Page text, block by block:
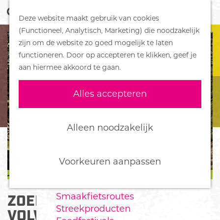
Deze website maakt gebruik van cookies
(Functioneel, Analytisch, Marketing) die noodzakelijk
zijn om de website zo goed mogelijk te laten
functioneren. Door op accepteren te klikken, geef je
aan hiermee akkoord te gaan.
Alles accepteren
Alleen noodzakelijk
Voorkeuren aanpassen
G
a
n
a
a
r
d
e
h
o
m
e
p
a
g
e
o
e
k
e
n
M
e
n
u
DORPEN
Bennekom
De Klomp
Deelen
Ederveen
Harskamp
Hoenderloo
Wekerom
Smaakfietsroutes
Streekproducten
ZOEM DE ZANDBIJ VOOR
VOLWASSENEN